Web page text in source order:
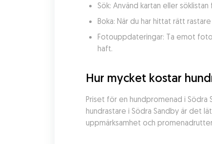
Sök: Använd kartan eller
Boka: När du har hittat rätt
Fotouppdateringar: Ta emot
haft.
Hur mycket kostar
Priset för en hundpromenad i Södra
hundrastare i Södra Sandby är det
uppmärksamhet och